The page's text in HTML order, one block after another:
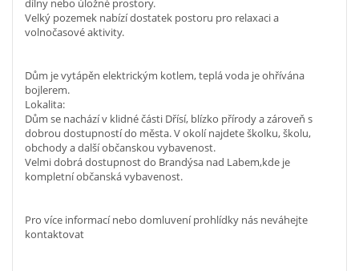
dílny nebo úložné prostory.
Velký pozemek nabízí dostatek postoru pro relaxaci a
volnočasové aktivity.
Dům je vytápěn elektrickým kotlem, teplá voda je ohřívána
bojlerem.
Lokalita:
Dům se nachází v klidné části Dřísí, blízko přírody a zároveň s
dobrou dostupností do města. V okolí najdete školku, školu,
obchody a další občanskou vybavenost.
Velmi dobrá dostupnost do Brandýsa nad Labem,kde je
kompletní občanská vybavenost.
Pro více informací nebo domluvení prohlídky nás neváhejte
kontaktovat